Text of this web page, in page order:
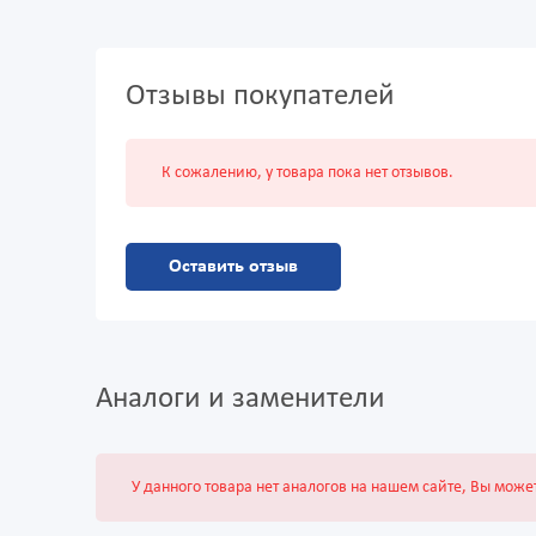
Отзывы покупателей
К сожалению, у товара пока нет отзывов.
Оставить отзыв
Аналоги и заменители
У данного товара нет аналогов на нашем сайте, Вы